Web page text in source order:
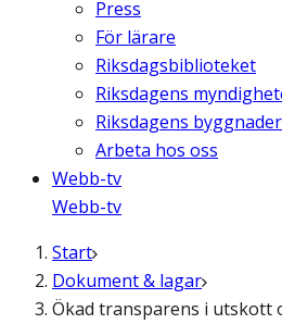
Press
För lärare
Riksdagsbiblioteket
Riksdagens
Riksdagens
Arbeta hos oss
Webb-tv
Webb-tv
Start
Dokument & lagar
Ökad transparens i utskott